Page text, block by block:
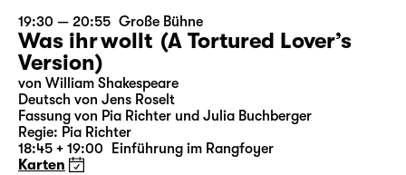
So 07.03.
19:30 — 20:55 Große Bühne
Was ihr wollt (A Tortured Lover’s
Version)
von William Shakespeare
Deutsch von Jens Roselt